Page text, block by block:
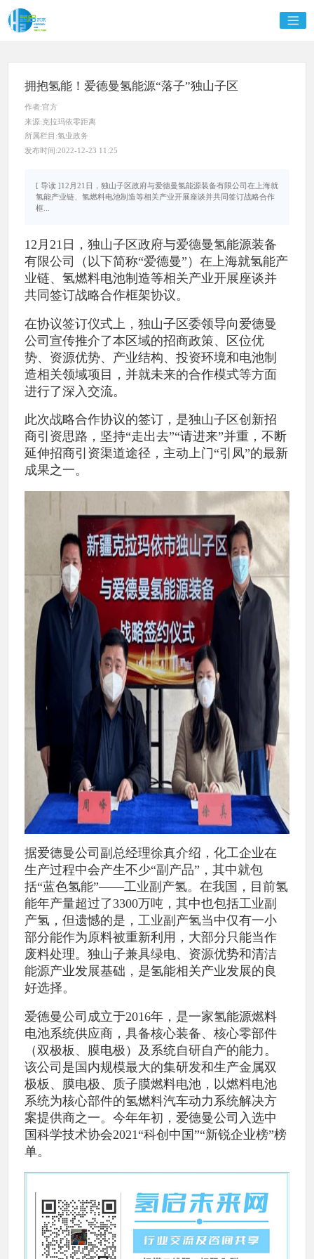
拥抱氢能！爱德曼氢能源“落子”独山子区
作者:官方
来源:克拉玛依零距离
所属栏目:氢业政务
发布时间:2022-12-23 11:25
[ 导读 ]12月21日，独山子区政府与爱德曼氢能源装备有限公司在上海就
氢能产业链、氢燃料电池制造等相关产业开展座谈并共同签订战略合作
框...
12月21日，独山子区政府与爱德曼氢能源装备
有限公司（以下简称“爱德曼”）在上海就氢能产
业链、氢燃料电池制造等相关产业开展座谈并
共同签订战略合作框架协议。
在协议签订仪式上，独山子区委领导向爱德曼
公司宣传推介了本区域的招商政策、区位优
势、资源优势、产业结构、投资环境和电池制
造相关领域项目，并就未来的合作模式等方面
进行了深入交流。
此次战略合作协议的签订，是独山子区创新招
商引资思路，坚持“走出去”“请进来”并重，不断
延伸招商引资渠道途径，主动上门“引凤”的最新
成果之一。
据爱德曼公司副总经理徐真介绍，化工企业在
生产过程中会产生不少“副产品”，其中就包
括“蓝色氢能”——工业副产氢。在我国，目前氢
能年产量超过了3300万吨，其中也包括工业副
产氢，但遗憾的是，工业副产氢当中仅有一小
部分能作为原料被重新利用，大部分只能当作
废料处理。独山子兼具绿电、资源优势和清洁
能源产业发展基础，是氢能相关产业发展的良
好选择。
爱德曼公司成立于2016年，是一家氢能源燃料
电池系统供应商，具备核心装备、核心零部件
（双极板、膜电极）及系统自研自产的能力。
该公司是国内规模最大的集研发和生产金属双
极板、膜电极、质子膜燃料电池，以燃料电池
系统为核心部件的氢燃料汽车动力系统解决方
案提供商之一。今年年初，爱德曼公司入选中
国科学技术协会2021“科创中国”“新锐企业榜”榜
单。